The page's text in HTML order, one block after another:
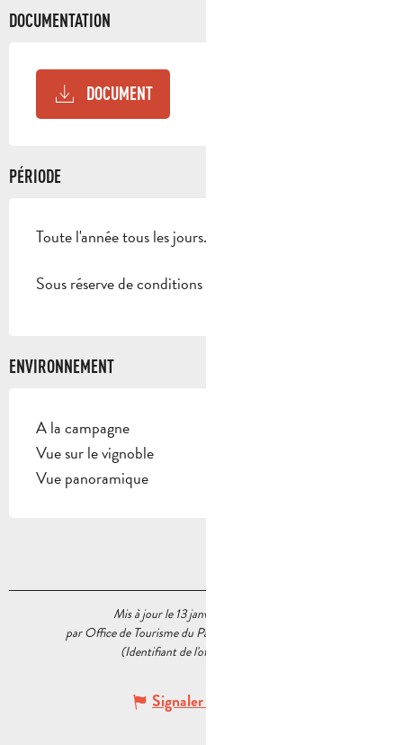
DOCUMENTATION
DOCUMENT
PÉRIODE
Toute l'année tous les jours.
Sous réserve de conditions météo favorables.
ENVIRONNEMENT
A la campagne
Vue sur le vignoble
Vue panoramique
Mis à jour le 13 janvier 2026 à 14:33
par Office de Tourisme du Pays d’Aubagne et de l’Étoile
(Identifiant de l'offre :
Signaler une erreur